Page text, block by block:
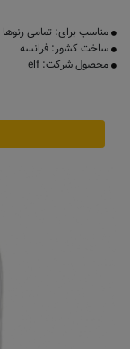
مناسب برای: تمامی رنوها
ساخت کشور: فرانسه
محصول شرکت: elf